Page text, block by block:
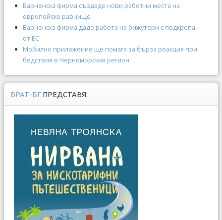
Варненска фирма създаде нови работни места на
европейско равнище
Варненска фирма даде работа на бижутери с подкрепа
от ЕС
Мобилно приложение ще помага за бърза реакция при
бедствия в Черноморския регион
БРАТ-БГ ПРЕДСТАВЯ: